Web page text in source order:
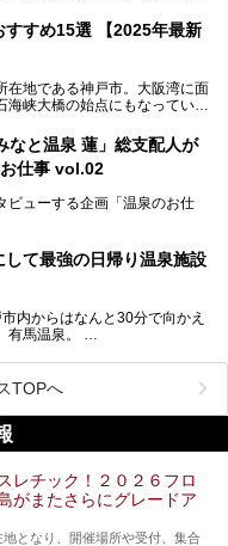
泉街が近く、歩いて回るのに
での訪問にもおすすめです。
プ。温泉やご当地グルメなどを
コースも紹介しているので、ぜ
すめ15選 【2025年最新
在地である神戸市。大阪湾に面
峡大橋の始点にもなっていま
展したハーバーランドなど、
しです。
ると、神戸市といえば何とい
ルに体験できる健康ランドや
今回はそんな希望に沿う施設
なと温泉 蓮」総支配人が
仕事 vol.02
ビューする企画「温泉のお仕
ストオブ宿泊賞」に輝いた
に迫りました！
て最強の日帰り温泉施設
内からはなんと30分で向かえ
有馬温泉。
加え、人工のの炭酸泉まで楽し
いえる施設です。
その魅力の数々を紹介します！
TOPへ
レチック！２０２６フロ
がまたさらにグレードア
となり、開催場所や受付、集合